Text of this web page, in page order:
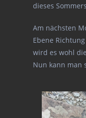
dieses
Am nächsten
Ebene
wird es wohl
Nun kann man